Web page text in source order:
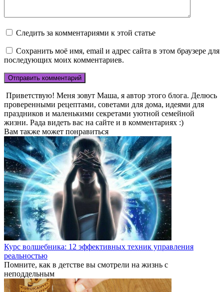
Следить за комментариями к этой статье
Сохранить моё имя, email и адрес сайта в этом браузере для
последующих моих комментариев.
Приветствую! Меня зовут Маша, я автор этого блога. Делюсь
проверенными рецептами, советами для дома, идеями для
праздников и маленькими секретами уютной семейной
жизни. Рада видеть вас на сайте и в комментариях :)
Вам также может понравиться
Курс волшебника: 12 эффективных техник управления
реальностью
Помните, как в детстве вы смотрели на жизнь с
неподдельным